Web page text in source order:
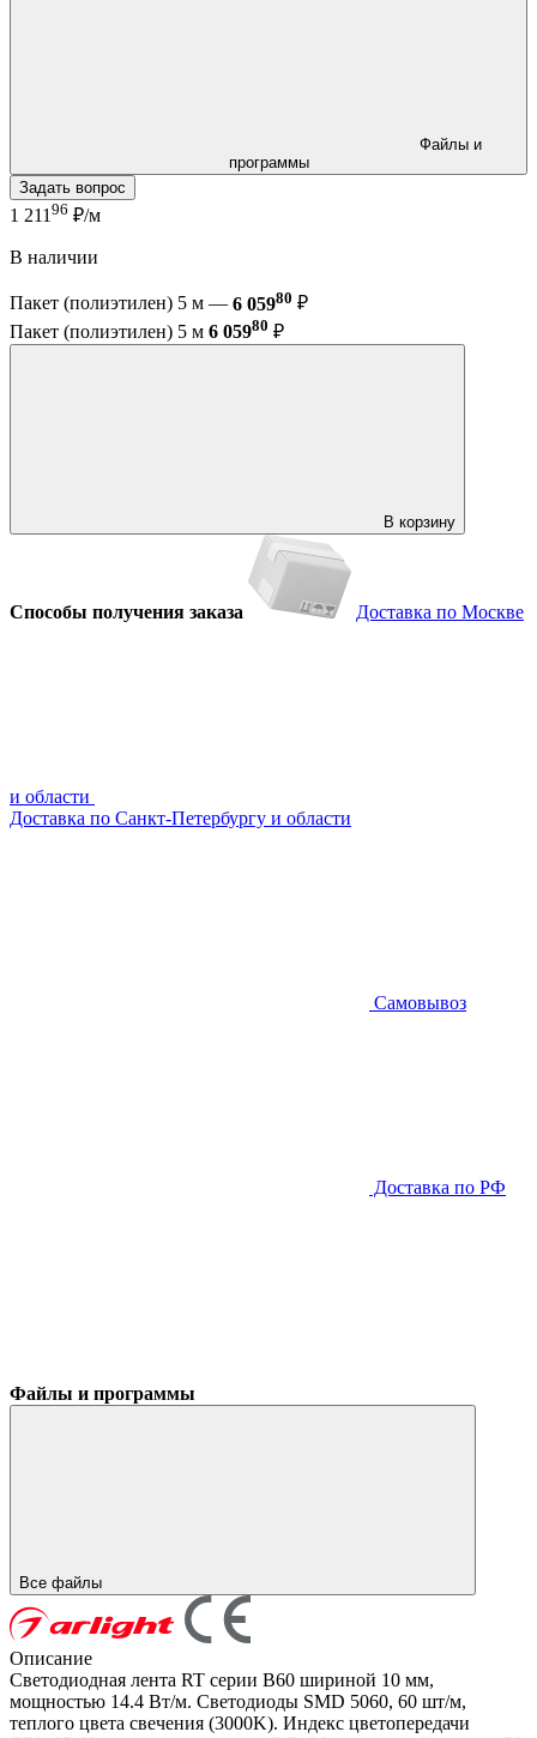
программы
Задать вопрос
1 211 96 ₽/м
В наличии
Пакет (полиэтилен) 5 м — 6 05980 ₽
Пакет (полиэтилен) 5 м 6 05980 ₽
В корзину
Способы получения заказа Доставка по Москве
и области
Доставка по Санкт-Петербургу и области
Самовывоз
Доставка по РФ
Файлы и программы
Все файлы
Описание
Светодиодная лента RT серии B60 шириной 10 мм,
мощностью 14.4 Вт/м. Светодиоды SMD 5060, 60 шт/м,
теплого цвета свечения (3000K). Индекс цветопередачи